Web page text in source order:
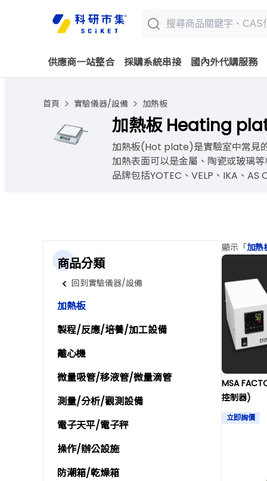
供應商一站整合 採購系統串接 國內外代購服務
首頁 實驗儀器/設備 加熱板
加熱板 Heating
加熱板(Hot plate)是實驗室中常見
加熱表面可以是金屬、陶瓷或玻璃
品牌包括YOTEC、VELP、IKA、AS
商品分類
回到實驗儀器/設備
加熱板
製程/反應/培養/加工設備
離心機
微量吸管/移液管/微量滴管
測量/分析/觀測設備
電子天平/電子秤
操作/辦公設施
防潮箱/乾燥箱
顯示「加
MSA
控制器)
立即詢價